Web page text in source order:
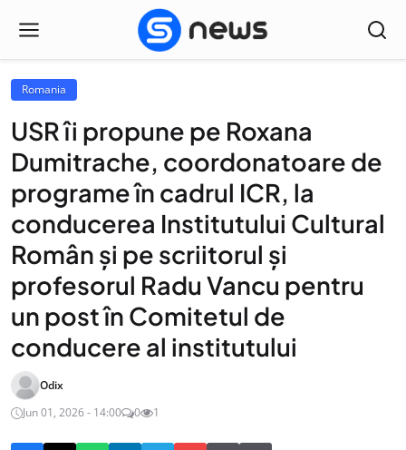
Romania
USR îi propune pe Roxana
Dumitrache, coordonatoare de
programe în cadrul ICR, la
conducerea Institutului Cultural
Român și pe scriitorul și
profesorul Radu Vancu pentru
un post în Comitetul de
conducere al institutului
Odix
Jun 01, 2026 - 14:00
0 1